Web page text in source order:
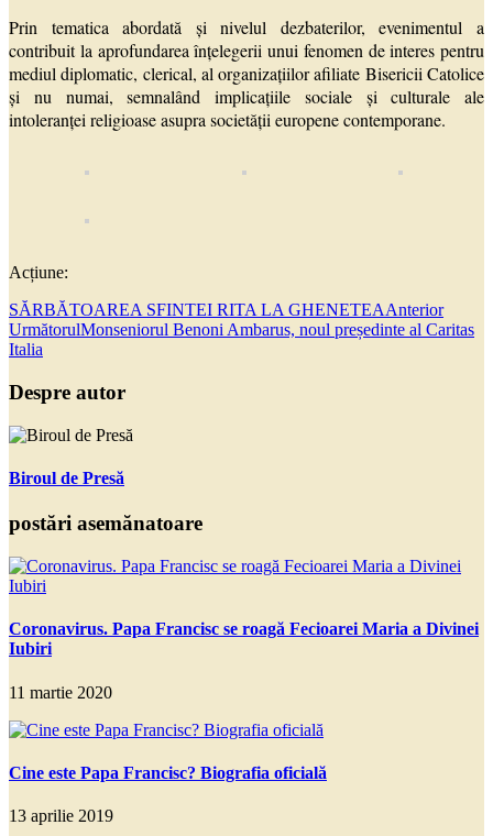
Prin tematica abordată și nivelul dezbaterilor, evenimentul a
contribuit la aprofundarea înțelegerii unui fenomen de interes pentru
mediul diplomatic, clerical, al organizațiilor afiliate Bisericii Catolice
și nu numai, semnalând implicațiile sociale și culturale ale
intoleranței religioase asupra societății europene contemporane.
Acțiune:
SĂRBĂTOAREA SFINTEI RITA LA GHENETEAAnterior
UrmătorulMonseniorul Benoni Ambarus, noul președinte al Caritas
Italia
Despre autor
Biroul de Presă
postări asemănatoare
Coronavirus. Papa Francisc se roagă Fecioarei Maria a Divinei
Iubiri
11 martie 2020
Cine este Papa Francisc? Biografia oficială
13 aprilie 2019